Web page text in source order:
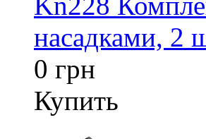
насадками, 2
0 грн
Купить